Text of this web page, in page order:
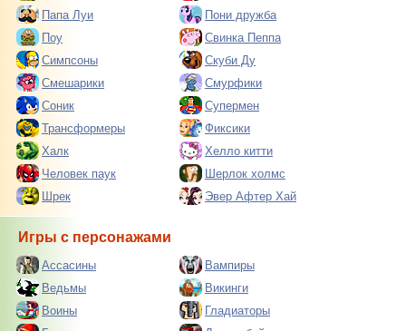
Папа Луи
Пони дружба
Поу
Свинка Пеппа
Симпсоны
Скуби Ду
Смешарики
Смурфики
Соник
Супермен
Трансформеры
Фиксики
Халк
Хелло китти
Человек паук
Шерлок холмс
Шрек
Эвер Афтер Хай
Игры с персонажами
Ассасины
Вампиры
Ведьмы
Викинги
Воины
Гладиаторы